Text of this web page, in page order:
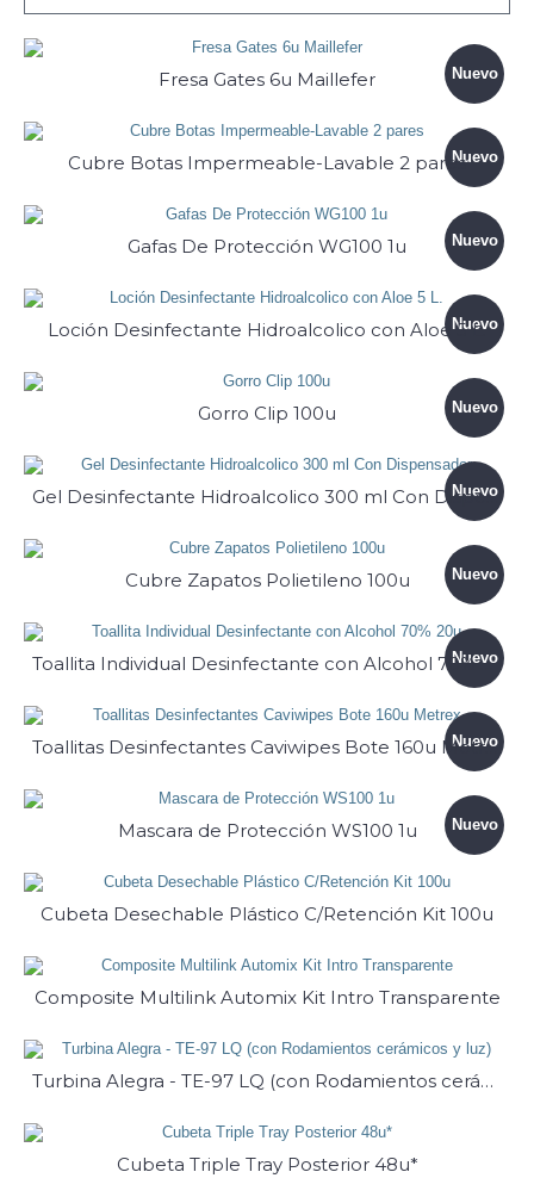
Nuevo
Fresa Gates 6u Maillefer
Nuevo
Cubre Botas Impermeable-Lavable 2 pares
Nuevo
Gafas De Protección WG100 1u
Nuevo
Loción Desinfectante Hidroalcolico con Aloe 5 L.
Nuevo
Gorro Clip 100u
Nuevo
Gel Desinfectante Hidroalcolico 300 ml Con Dispensador
Nuevo
Cubre Zapatos Polietileno 100u
Nuevo
Toallita Individual Desinfectante con Alcohol 70% 20u
Nuevo
Toallitas Desinfectantes Caviwipes Bote 160u Metrex
Nuevo
Mascara de Protección WS100 1u
Cubeta Desechable Plástico C/Retención Kit 100u
Composite Multilink Automix Kit Intro Transparente
Turbina Alegra - TE-97 LQ (con Rodamientos cerámicos y luz)
Cubeta Triple Tray Posterior 48u*